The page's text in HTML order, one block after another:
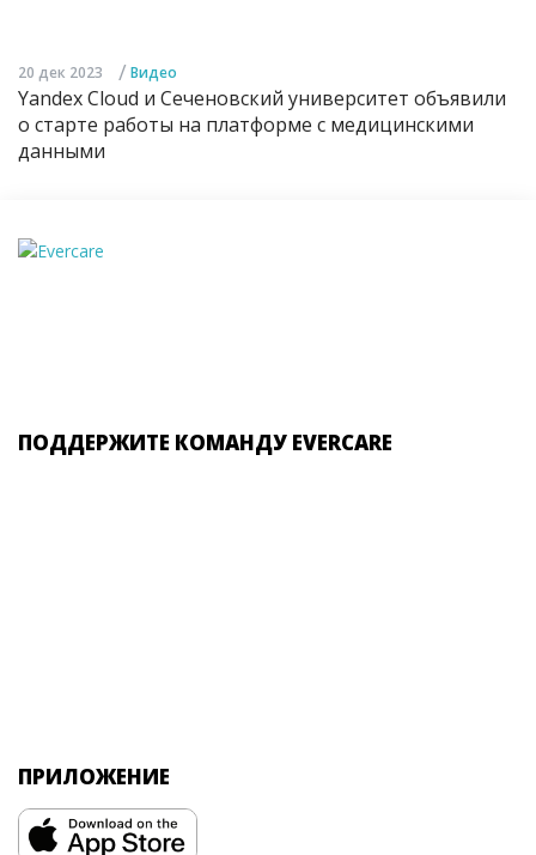
20 дек 2023 / Видео
Yandex Cloud и Сеченовский университет объявили
о старте работы на платформе с медицинскими
данными
ПОДДЕРЖИТЕ КОМАНДУ EVERCARE
ПРИЛОЖЕНИЕ